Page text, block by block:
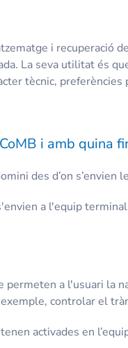
i recuperació
La seva utilitat és
tècnic,
i amb quina
des d’on
a l'equip
permeten a l'usuari la
controlar el
activades en